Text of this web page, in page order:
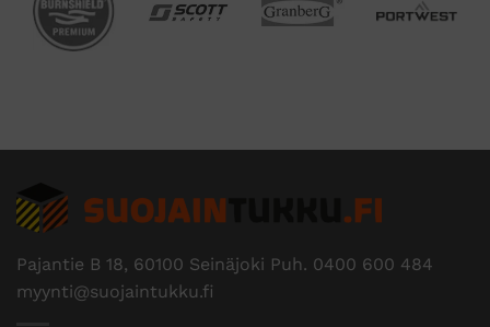
Pajantie B 18, 60100 Seinäjoki Puh. 0400 600 484
myynti@suojaintukku.fi